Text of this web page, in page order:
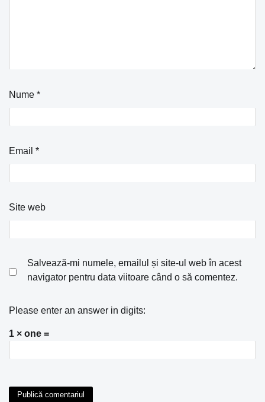
Nume *
Email *
Site web
Salvează-mi numele, emailul și site-ul web în acest
navigator pentru data viitoare când o să comentez.
Please enter an answer in digits:
1 × one =